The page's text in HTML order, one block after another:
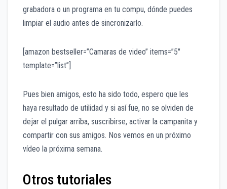
grabadora o un programa en tu compu, dónde puedes
limpiar el audio antes de sincronizarlo.
[amazon bestseller=”Camaras de video” items=”5″
template=”list”]
Pues bien amigos, esto ha sido todo, espero que les
haya resultado de utilidad y si así fue, no se olviden de
dejar el pulgar arriba, suscribirse, activar la campanita y
compartir con sus amigos. Nos vemos en un próximo
vídeo la próxima semana.
Otros tutoriales